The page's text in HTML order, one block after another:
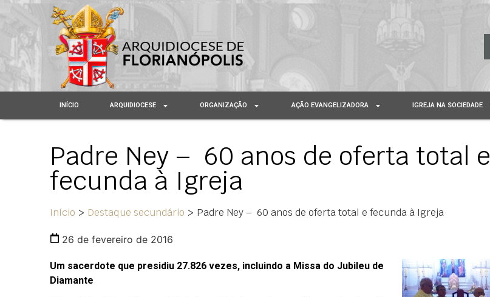
INÍCIO ARQUIDIOCESE ORGANIZAÇÃO AÇÃO EVANGELIZADORA IGREJA NA SOCIEDADE
Padre Ney – 60 anos de oferta total e
fecunda à Igreja
Início > Destaque secundário > Padre Ney – 60 anos de oferta total e fecunda à Igreja
26 de fevereiro de 2016
Um sacerdote que presidiu 27.826 vezes, incluindo a Missa do Jubileu de
Diamante